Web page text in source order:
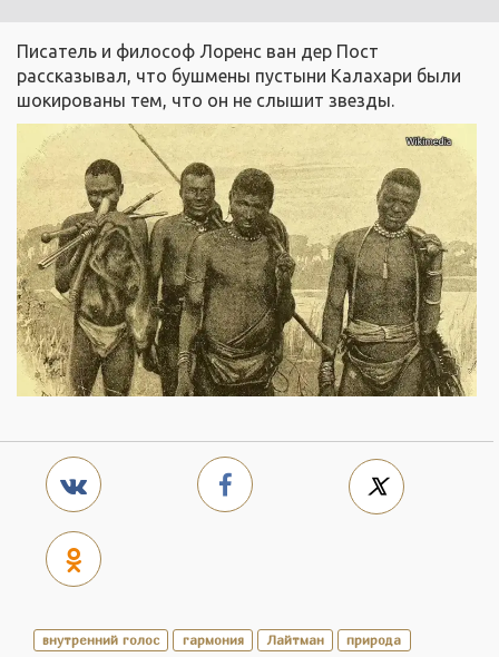
Писатель и философ Лоренс ван дер Пост
рассказывал, что бушмены пустыни Калахари были
шокированы тем, что он не слышит звезды.
внутренний голос гармония Лайтман природа